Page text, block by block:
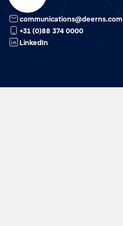
communications@deerns.com
+31 (0)88 374 0000
LinkedIn